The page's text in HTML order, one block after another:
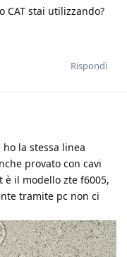
CAT stai utilizzando?
Rispondi
la stessa linea
provato con cavi
è il modello zte f6005,
tramite pc non ci